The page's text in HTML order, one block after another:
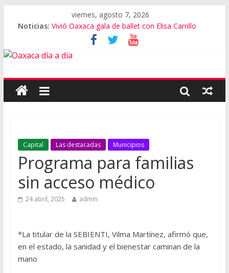
viernes, agosto 7, 2026
Noticias: Vivió Oaxaca gala de ballet con Elisa Carrillo
El pionero de la escalada en Oaxaca
Oaxaca capital, 3er destino más feliz del mundo
Vestimenta en Quialana, expuesta al plagio
Capital Las destacadas Municipios
Programa para familias
sin acceso médico
24 abril, 2025 admin
*La titular de la SEBIENTI, Vilma Martínez, afirmó que,
en el estado, la sanidad y el bienestar caminan de la
mano